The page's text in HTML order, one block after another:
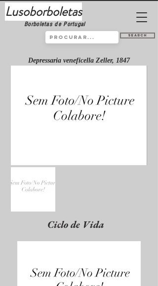
Lusoborboletas
Borboletas de Portugal
Search
Depressaria veneficella Zeller, 1847
Ciclo de Vida